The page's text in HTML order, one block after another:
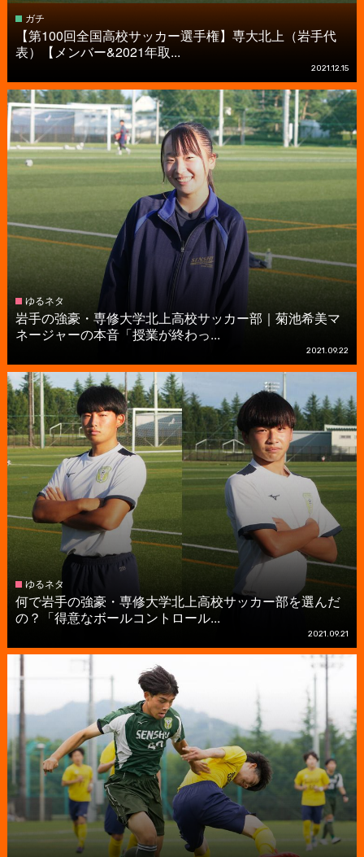
ガチ
【第100回全国高校サッカー選手権】専大北上（岩手代
表）【メンバー&2021年取...
2021.12.15
ゆるネタ
岩手の強豪・専修大学北上高校サッカー部｜菊池希美マ
ネージャーの本音「授業が終わっ...
2021.09.22
ゆるネタ
何で岩手の強豪・専修大学北上高校サッカー部を選んだ
の？「得意なボールコントロール...
2021.09.21